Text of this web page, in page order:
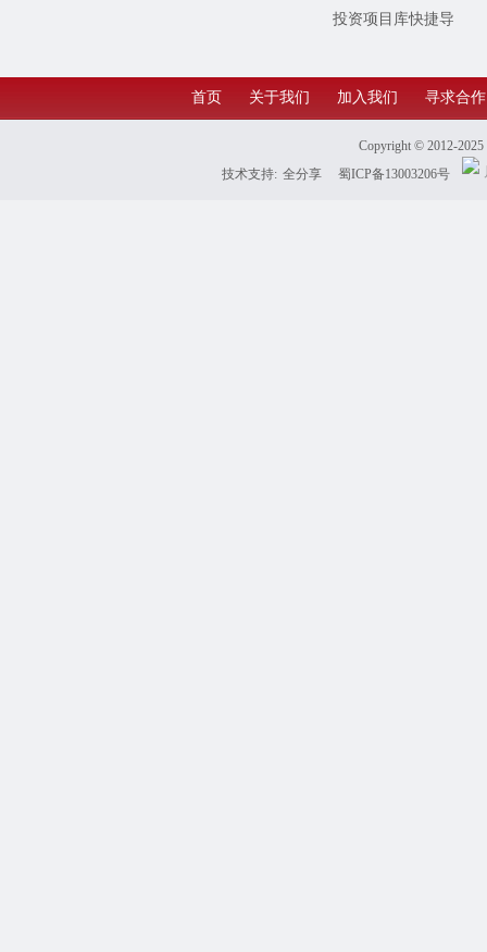
投资项目库快捷导
首页 关于我们 加入我们 寻求合作
Copyright © 2012-2025
技术支持: 全分享 蜀ICP备13003206号